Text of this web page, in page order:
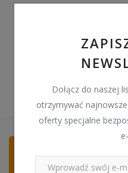
Polski
Dołącz do naszej
otrzymywać
oferty specjalne